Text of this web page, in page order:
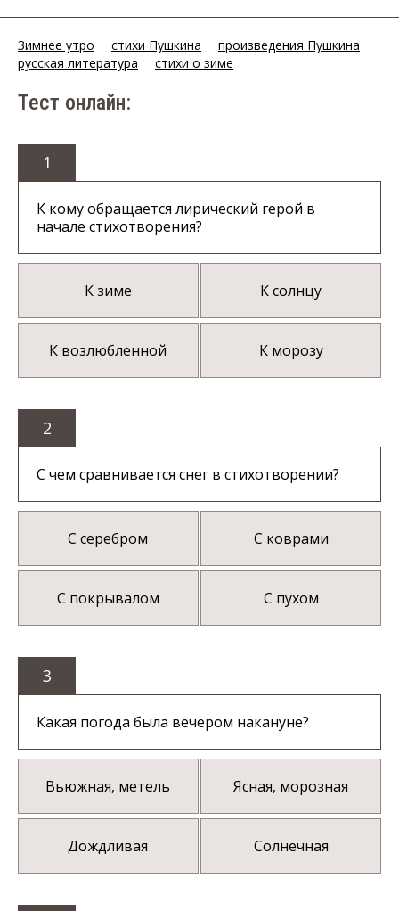
Зимнее утро стихи Пушкина
произведения Пушкина
русская литература
стихи о зиме
Тест онлайн:
1
К кому обращается лирический герой в
начале стихотворения?
К зиме К солнцу
К возлюбленной К морозу
2
С чем сравнивается снег в стихотворении?
С серебром С коврами
С покрывалом С пухом
3
Какая погода была вечером накануне?
Вьюжная, метель Ясная, морозная
Дождливая Солнечная